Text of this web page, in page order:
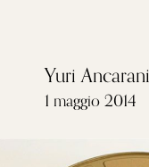
Yuri Ancarani
1 maggio 2014